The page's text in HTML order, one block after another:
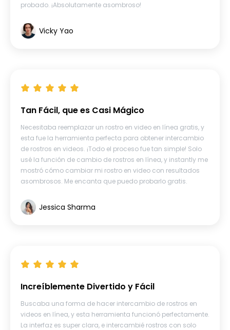
probado. ¡Absolutamente asombroso!
Vicky Yao
Tan Fácil, que es Casi Mágico
Necesitaba reemplazar un rostro en video en línea gratis, y
esta fue la herramienta perfecta para obtener intercambio
de rostros en videos. ¡Todo el proceso fue tan simple! Solo
usé la función de cambio de rostros en línea, y instantly me
mostró cómo cambiar mi rostro en video con resultados
asombrosos. Me encanta que puedo probarlo gratis.
Jessica Sharma
Increíblemente Divertido y Fácil
Buscaba una forma de hacer intercambio de rostros en
videos en línea, y esta herramienta funcionó perfectamente.
La interfaz es super clara, e intercambié rostros con solo